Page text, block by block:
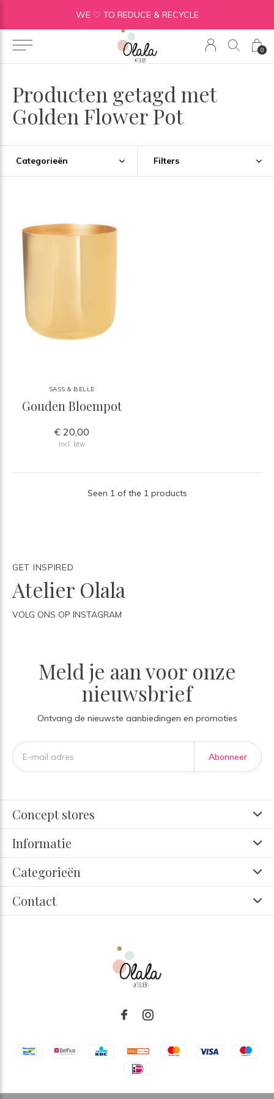
0
WE ♡ TO REDUCE & RECYCLE
Producten getagd met
Golden Flower Pot
Categorieën Filters
SASS & BELLE
Gouden Bloempot
€ 20,00
Incl. btw
Seen 1 of the 1 products
GET INSPIRED
Atelier Olala
VOLG ONS OP INSTAGRAM
Meld je aan voor onze
nieuwsbrief
Ontvang de nieuwste aanbiedingen en promoties
Abonneer
Concept stores
Informatie
Categorieën
Contact